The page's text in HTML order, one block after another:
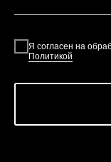
Я согласен на
Политикой